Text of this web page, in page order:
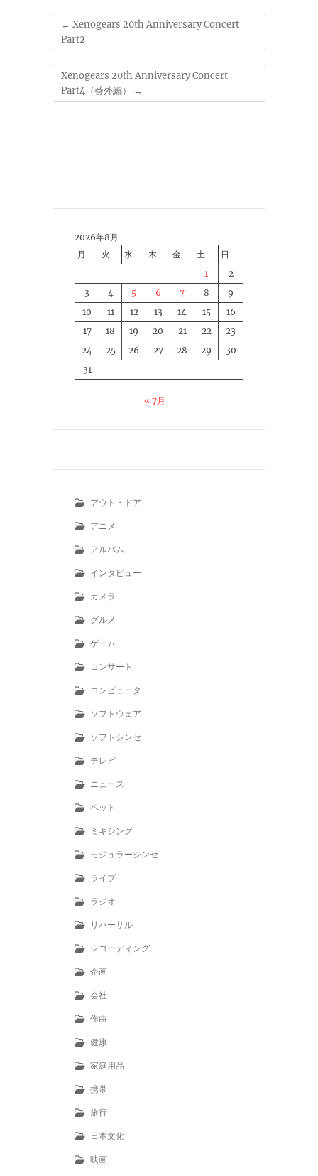
← Xenogears 20th Anniversary Concert
Part2
Xenogears 20th Anniversary Concert
Part4（番外編）
→
2026年8月
月
火 水 木 金 土
日
1
2
3
4 5 6 7 8
9
10
11 12 13 14 15
16
17
18 19 20 21 22
23
24
25 26 27 28 29
30
31
« 7月
アウト・ドア
アニメ
アルバム
インタビュー
カメラ
グルメ
ゲーム
コンサート
コンピュータ
ソフトウェア
ソフトシンセ
テレビ
ニュース
ペット
ミキシング
モジュラーシンセ
ライブ
ラジオ
リハーサル
レコーディング
企画
会社
作曲
健康
家庭用品
携帯
旅行
日本文化
映画